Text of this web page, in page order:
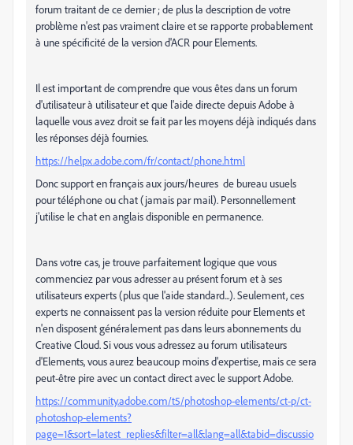
forum traitant de ce dernier ; de plus la description de votre
problème n'est pas vraiment claire et se rapporte probablement
à une spécificité de la version d'ACR pour Elements.
Il est important de comprendre que vous êtes dans un forum
d'utilisateur à utilisateur et que l'aide directe depuis Adobe à
laquelle vous avez droit se fait par les moyens déjà indiqués dans
les réponses déjà fournies.
https://helpx.adobe.com/fr/contact/phone.html
Donc support en français aux jours/heures de bureau usuels
pour téléphone ou chat (jamais par mail). Personnellement
j'utilise le chat en anglais disponible en permanence.
Dans votre cas, je trouve parfaitement logique que vous
commenciez par vous adresser au présent forum et à ses
utilisateurs experts (plus que l'aide standard...). Seulement, ces
experts ne connaissent pas la version réduite pour Elements et
n'en disposent généralement pas dans leurs abonnements du
Creative Cloud. Si vous vous adressez au forum utilisateurs
d'Elements, vous aurez beaucoup moins d'expertise, mais ce sera
peut-être pire avec un contact direct avec le support Adobe.
https://community.adobe.com/t5/photoshop-elements/ct-p/ct-
photoshop-elements?
page=1&sort=latest_replies&filter=all&lang=all&tabid=discussio